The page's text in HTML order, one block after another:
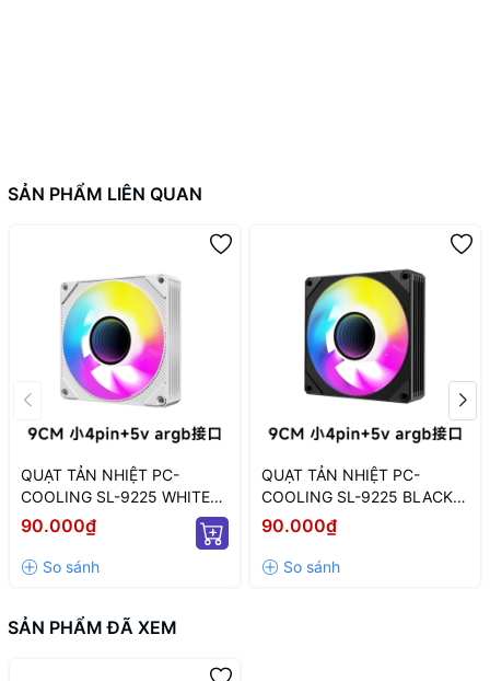
SẢN PHẨM LIÊN QUAN
QUẠT TẢN NHIỆT PC-
COOLING SL-9225 WHITE
ARGB (MÀU TRẮNG/ 9CM/
LED TÂM ARGB VÔ CỰC)
90.000₫
QUẠT TẢN NHIỆT PC-
COOLING SL-9225 BLACK
LED ARGB (MÀU ĐEN/ 9CM/
LED TÂM VÔ CỰC)
90.000₫
SẢN PHẨM ĐÃ XEM